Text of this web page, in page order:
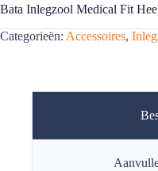
Bata Inlegzool Medical Fit
Categorieën: Accessoires,